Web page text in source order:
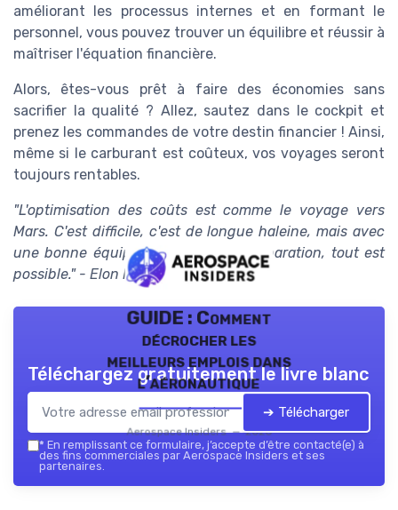
améliorant les processus internes et en formant le
personnel, vous pouvez trouver un équilibre et réussir à
maîtriser l'équation financière.
Alors, êtes-vous prêt à faire des économies sans
sacrifier la qualité ? Allez, sautez dans le cockpit et
prenez les commandes de votre destin financier ! Ainsi,
même si le carburant est coûteux, vos voyages seront
toujours rentables.
"L'optimisation des coûts est comme le voyage vers
Mars. C'est difficile, c'est de longue haleine, mais avec
une bonne équipe et une bonne préparation, tout est
possible." - Elon Musk
GUIDE : Comment
décrocher les
meilleurs emplois dans
l’aéronautique
Aerospace Insiders — 2026
Téléchargez gratuitement le livre blanc
➔ Télécharger
* En remplissant ce formulaire, j’accepte d’être contacté(e) à
des fins commerciales par Aerospace Insiders et ses
partenaires.